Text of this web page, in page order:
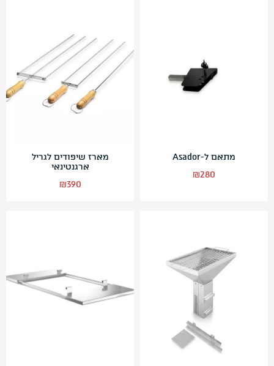
מתאם ל-Asador
₪280
מארז שיפודים לגריל
ארגנטינאי
₪390